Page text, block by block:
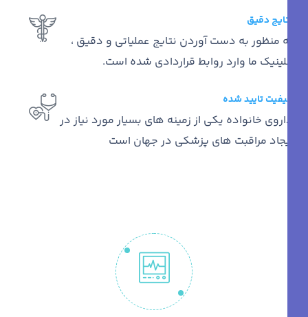
نتایج دقیق
به منظور به دست آوردن نتایج عملیاتی و دقیق ،
کلینیک ما وارد روابط قراردادی شده است.
كيفيت تایید شده
داروی خانواده یکی از زمینه های بسیار مورد نیاز در
ایجاد مراقبت های پزشکی در جهان است